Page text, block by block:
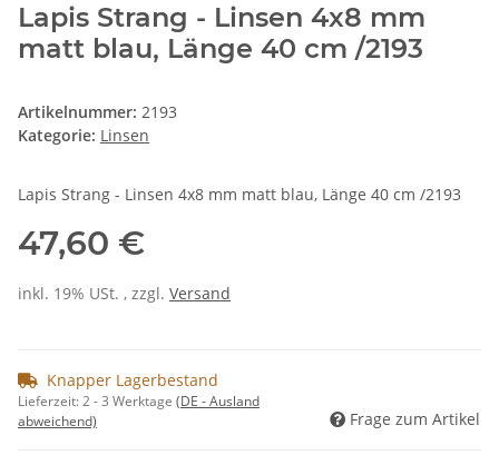
Lapis Strang - Linsen 4x8 mm
matt blau, Länge 40 cm /2193
Artikelnummer: 2193
Kategorie: Linsen
Lapis Strang - Linsen 4x8 mm matt blau, Länge 40 cm /2193
47,60 €
inkl. 19% USt. , zzgl. Versand
Knapper Lagerbestand
Lieferzeit:2 - 3 Werktage (DE - Ausland
abweichend)
Frage zum Artikel